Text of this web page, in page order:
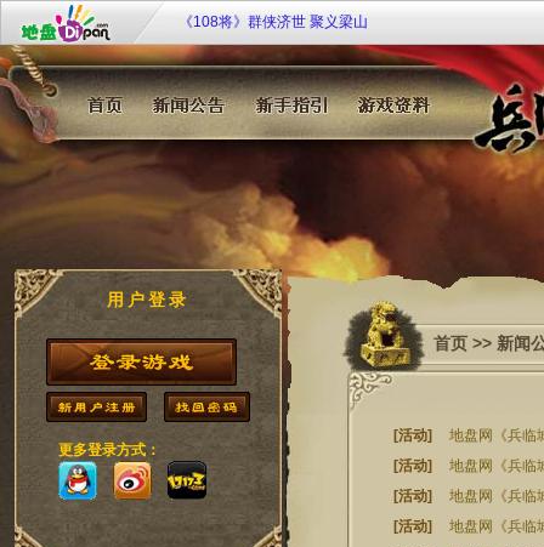
《108将》群侠济世 聚义梁山
九凤临朝《凤凰决》双线51服7月20日10时倾世开启！
《唐宫梦》双线35服[凤鸣笙箫] 2月28日11：00华丽开
地盘网《兵临城下2》新服 sg·57【六出祁山】9月25日
戈待战
地盘网《宫廷计》最新服双线249区“芈月传奇”2月4日
《大侠传》特权商店限时开 欢乐扭蛋扭扭乐
用户登录
更多登录方式：
首页 >> 新闻
[活动]
地盘网《兵临
[活动]
地盘网《兵临
[活动]
地盘网《兵临
[活动]
地盘网《兵临